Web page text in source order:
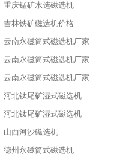
重庆锰矿水选磁选机
吉林铁矿磁选机价格
云南永磁筒式磁选机厂家
云南永磁筒式磁选机厂家
云南永磁筒式磁选机厂家
河北钛尾矿湿式磁选机
河北钛尾矿湿式磁选机
山西河沙磁选机
德州永磁筒式磁选机